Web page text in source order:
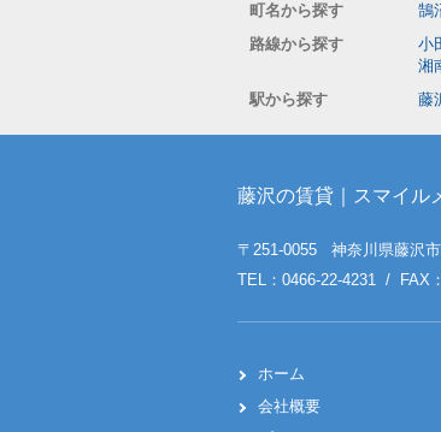
町名から探す
鵠
路線から探す
小
湘
駅から探す
藤
藤沢の賃貸｜スマイル
〒251-0055 神奈川県藤沢
TEL：0466-22-4231 / FAX
ホーム
会社概要